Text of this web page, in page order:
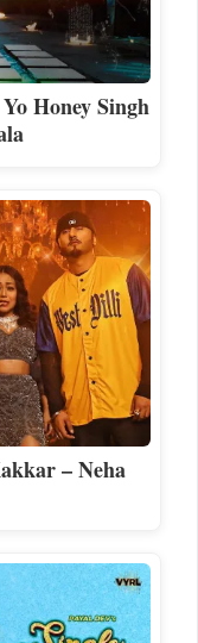
Honey Singh
– Neha